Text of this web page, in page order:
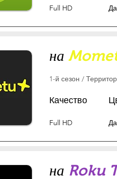
Full HD Да
на
1-й сезон /
Качество
Full HD Да
на Roku